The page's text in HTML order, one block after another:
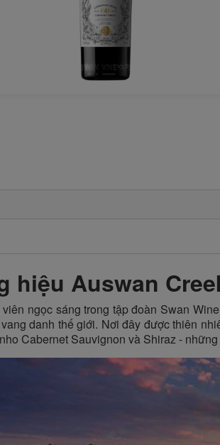
hiệu Auswan
ngọc sáng trong tập đoàn Swan
danh thế giới. Nơi đây được thiên
Cabernet Sauvignon và Shiraz -